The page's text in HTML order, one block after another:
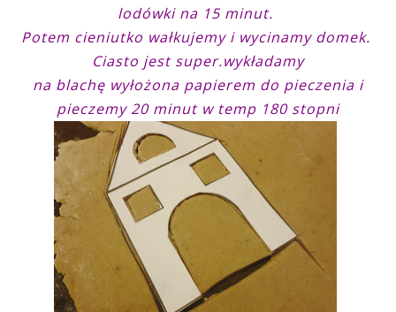
lodówki na 15 minut.
Potem cieniutko wałkujemy i wycinamy domek.
Ciasto jest super.wykładamy
na blachę wyłożona papierem do pieczenia i
pieczemy 20 minut w temp 180 stopni